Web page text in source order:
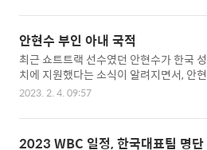
했지만, 한국프로야구 KBO에서는 지난
기록하였으며, 메이저리그에서는 200 홈
기록하며, 최종 218개의 홈런을 때려냈
는 엄청난 금액을 달성하는 쾌거를 이루
▣ 이정후 소개 출생 : 1998년 8월 20일
력 : 휘문중, 휘문고 신체 : 185cm, 88kg
7년 1차 지명(넥센 히어로즈) 이정후는 프
전부터, 바람의 아들인 이종범의 아들로
주목을 받았으며, 고등학교때 포지션은 유
전향하여 선수생활을 이어오고 있습니다
장점은 타격인데요, 프로 입단을 했던 신인
안현수 부인 아내 국적
최근 쇼트트랙 선수였던 안현수가 한국
치에 지원했다는 소식이 알려지면서, 안
수 부인인 우나리에 대해 관심이 다시 쏠리
생 : 1985년 11월 23일 국적 : 대한민국
1), 러시아(2011~현재) 신체 : 172cm 학
2023. 2. 4. 09:57
2023 WBC 일정, 한국대표팀 명단